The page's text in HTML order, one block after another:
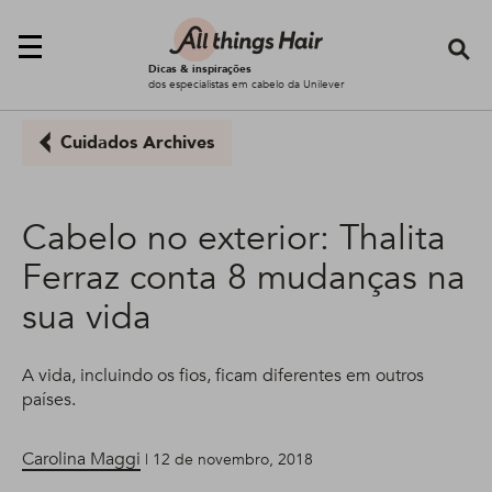
Dicas & inspirações
dos especialistas em cabelo da Unilever
Cuidados Archives
Cabelo no exterior: Thalita
Ferraz conta 8 mudanças na
sua vida
A vida, incluindo os fios, ficam diferentes em outros
países.
Carolina Maggi | 12 de novembro, 2018